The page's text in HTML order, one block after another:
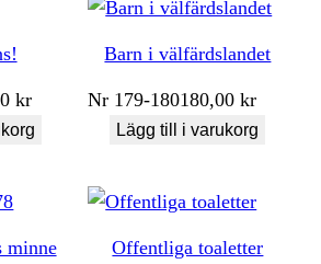
kr
Barn i välfärdslandet
Nr 179-180180,00kr
Lägg till i varukorg
minne Offentliga toaletter